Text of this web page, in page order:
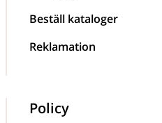
Beställ kataloger
Reklamation
Policy